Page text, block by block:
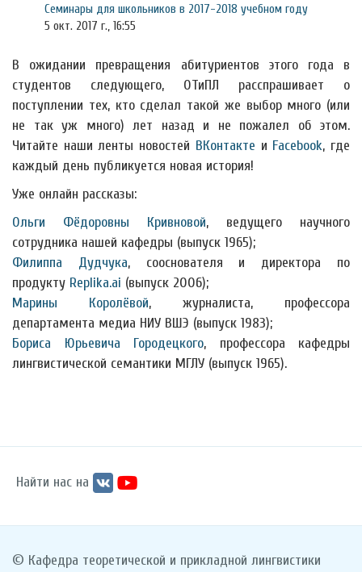
Семинары для школьников в 2017-2018 учебном году
5 окт. 2017 г., 16:55
В ожидании превращения абитуриентов этого года в
студентов следующего, ОТиПЛ расспрашивает о
поступлении тех, кто сделал такой же выбор много (или
не так уж много) лет назад и не пожалел об этом.
Читайте наши ленты новостей ВКонтакте и Facebook, где
каждый день публикуется новая история!
Уже онлайн рассказы:
Ольги Фёдоровны Кривновой, ведущего научного
сотрудника нашей кафедры (выпуск 1965);
Филиппа Дудчука, сооснователя и директора по
продукту Replika.ai (выпуск 2006);
Марины Королёвой, журналиста, профессора
департамента медиа НИУ ВШЭ (выпуск 1983);
Бориса Юрьевича Городецкого, профессора кафедры
лингвистической семантики МГЛУ (выпуск 1965).
Найти нас на
© Кафедра теоретической и прикладной лингвистики